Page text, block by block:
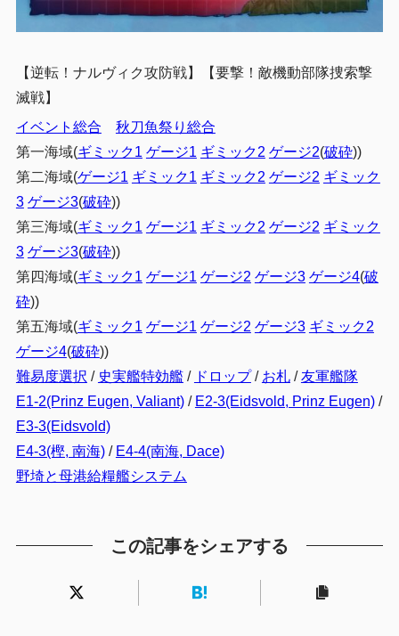
【逆転！ナルヴィク攻防戦】
【要撃！敵機動部隊捜索撃
滅戦】
イベント総合
秋刀魚祭り総合
第一海域(ギミック1 ゲージ1 ギミック2 ゲージ2(破砕))
第二海域(ゲージ1 ギミック1 ギミック2 ゲージ2 ギミック
3 ゲージ3(破砕))
第三海域(ギミック1 ゲージ1 ギミック2 ゲージ2 ギミック
3 ゲージ3(破砕))
第四海域(ギミック1 ゲージ1 ゲージ2 ゲージ3 ゲージ4(破
砕))
第五海域(ギミック1 ゲージ1 ゲージ2 ゲージ3 ギミック2
ゲージ4(破砕))
難易度選択 / 史実艦特効艦/ ドロップ/ お札/友軍艦隊
E1-2(Prinz Eugen, Valiant)/ E2-3(Eidsvold, Prinz Eugen)/
E3-3(Eidsvold)
E4-3(樫, 南海)/ E4-4(南海, Dace)
野埼と母港給糧艦システム
この記事をシェアする